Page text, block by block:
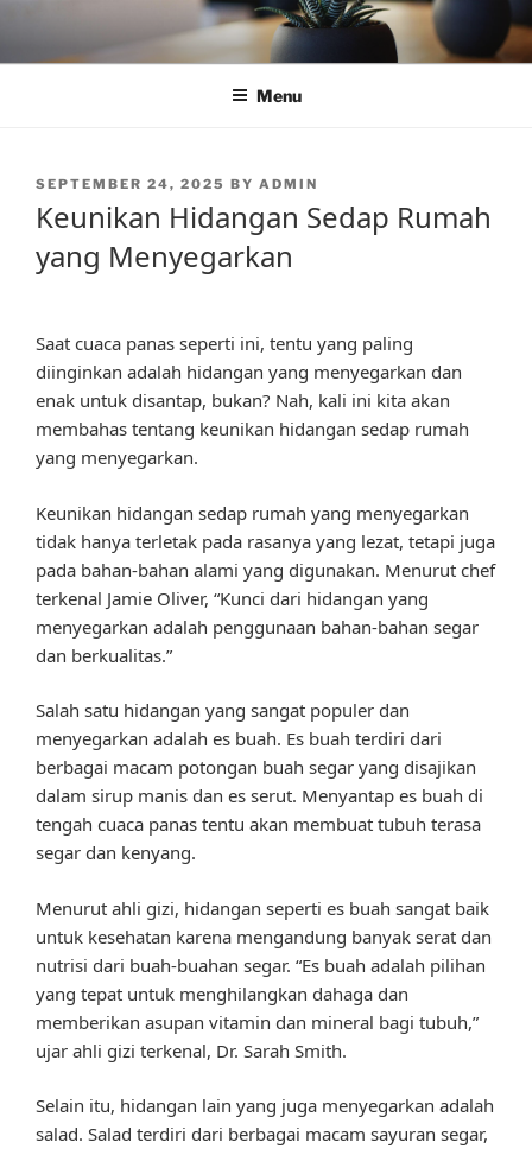
content
Menu
POSTED
SEPTEMBER 24, 2025 BY ADMIN
Keunikan Hidangan Sedap Rumah
yang Menyegarkan
Saat cuaca panas seperti ini, tentu yang paling
diinginkan adalah hidangan yang menyegarkan dan
enak untuk disantap, bukan? Nah, kali ini kita akan
membahas tentang keunikan hidangan sedap rumah
yang menyegarkan.
Keunikan hidangan sedap rumah yang menyegarkan
tidak hanya terletak pada rasanya yang lezat, tetapi juga
pada bahan-bahan alami yang digunakan. Menurut chef
terkenal Jamie Oliver, “Kunci dari hidangan yang
menyegarkan adalah penggunaan bahan-bahan segar
dan berkualitas.”
Salah satu hidangan yang sangat populer dan
menyegarkan adalah es buah. Es buah terdiri dari
berbagai macam potongan buah segar yang disajikan
dalam sirup manis dan es serut. Menyantap es buah di
tengah cuaca panas tentu akan membuat tubuh terasa
segar dan kenyang.
Menurut ahli gizi, hidangan seperti es buah sangat baik
untuk kesehatan karena mengandung banyak serat dan
nutrisi dari buah-buahan segar. “Es buah adalah pilihan
yang tepat untuk menghilangkan dahaga dan
memberikan asupan vitamin dan mineral bagi tubuh,”
ujar ahli gizi terkenal, Dr. Sarah Smith.
Selain itu, hidangan lain yang juga menyegarkan adalah
salad. Salad terdiri dari berbagai macam sayuran segar,